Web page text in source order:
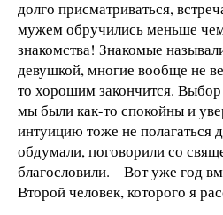
долго присматриваться,
мужем обручились меньше
знакомства! Знакомые
девушкой, многие вообще не
то хорошим закончится.
мы были как-то спокойны и
интуицию тоже не полагаться
обдумали, поговорили со
благословили. Вот уже год
Второй человек, которого я